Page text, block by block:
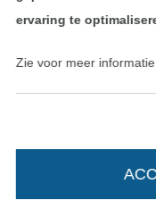
17,23 € / m
(11,49 € / 1 m²)
ervaring te
Zie voor meer